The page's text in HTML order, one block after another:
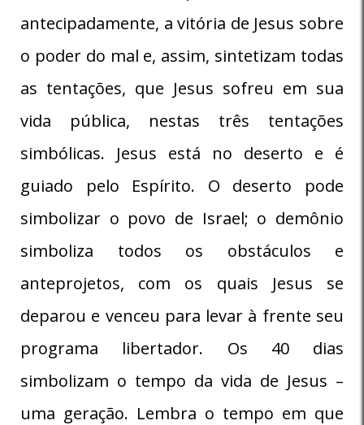
antecipadamente, a vitória de Jesus sobre
o poder do mal e, assim, sintetizam todas
as tentações, que Jesus sofreu em sua
vida pública, nestas três tentações
simbólicas. Jesus está no deserto e é
guiado pelo Espírito. O deserto pode
simbolizar o povo de Israel; o demônio
simboliza todos os obstáculos e
anteprojetos, com os quais Jesus se
deparou e venceu para levar à frente seu
programa libertador. Os 40 dias
simbolizam o tempo da vida de Jesus –
uma geração. Lembra o tempo em que